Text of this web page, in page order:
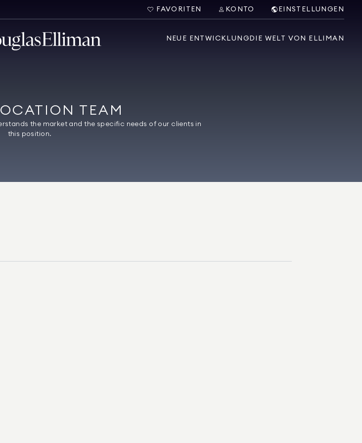
FAVORITEN KONTO EINSTELLUNGEN
NEUE ENTWICKLUNG DIE WELT VON ELLIMAN
TEAM
the market and the specific needs of our clients in
this position.